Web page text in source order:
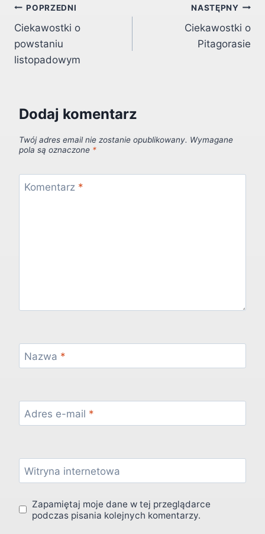
Nawigacja
wpisu
POPRZEDNI
Ciekawostki o
powstaniu
listopadowym
NASTĘPNY
Ciekawostki o
Pitagorasie
Dodaj komentarz
Twój adres email nie zostanie opublikowany. Wymagane
pola są oznaczone *
Komentarz *
Nazwa *
Adres e-mail *
Witryna internetowa
Zapamiętaj moje dane w tej przeglądarce
podczas pisania kolejnych komentarzy.